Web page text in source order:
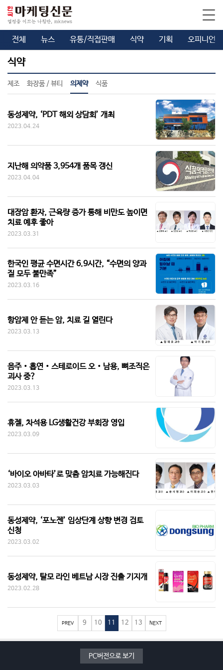
전체 뉴스 유통/직접판매 식약 기획 오피니언
식약
제조 화장품 / 뷰티 의제약 식품
동성제약, ‘PDT 해외 상담회’ 개최
2023.04.24
지난해 의약품 3,954개 품목 갱신
2023.04.04
대장암 환자, 근육량 증가 통해 비만도 높이면
치료 예후 좋아
2023.03.31
한국인 평균 수면시간 6.9시간, “수면의 양과
질 모두 불만족”
2023.03.16
항암제 안 듣는 암, 치료 길 열린다
2023.03.13
음주‧흡연‧스테로이드 오‧남용, 뼈조직은
괴사 중?
2023.03.13
휴젤, 차석용 LG생활건강 부회장 영입
2023.03.09
‘바이오 아바타’로 맞춤 암치료 가능해진다
2023.03.03
동성제약, ‘포노젠’ 임상단계 상향 변경 검토
신청
2023.03.02
동성제약, 탈모 라인 베트남 시장 진출 기지개
2023.02.28
PREV 9 10 11 12 13 NEXT
PC버전으로 보기